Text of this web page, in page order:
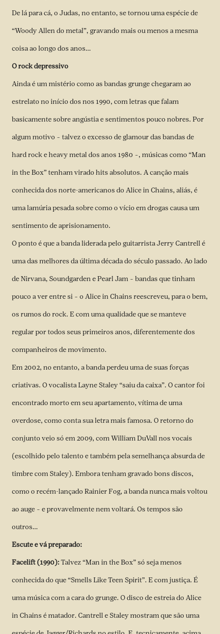
De lá para cá, o Judas, no entanto, se tornou uma espécie de
“Woody Allen do metal”, gravando mais ou menos a mesma
coisa ao longo dos anos…
O rock depressivo
Ainda é um mistério como as bandas grunge chegaram ao
estrelato no início dos nos 1990, com letras que falam
basicamente sobre angústia e sentimentos pouco nobres. Por
algum motivo – talvez o excesso de glamour das bandas de
hard rock e heavy metal dos anos 1980 –, músicas como “Man
in the Box” tenham virado hits absolutos. A canção mais
conhecida dos norte-americanos do Alice in Chains, aliás, é
uma lamúria pesada sobre como o vício em drogas causa um
sentimento de aprisionamento.
O ponto é que a banda liderada pelo guitarrista Jerry Cantrell é
uma das melhores da última década do século passado. Ao lado
de Nirvana, Soundgarden e Pearl Jam – bandas que tinham
pouco a ver entre si – o Alice in Chains reescreveu, para o bem,
os rumos do rock. E com uma qualidade que se manteve
regular por todos seus primeiros anos, diferentemente dos
companheiros de movimento.
Em 2002, no entanto, a banda perdeu uma de suas forças
criativas. O vocalista Layne Staley “saiu da caixa”. O cantor foi
encontrado morto em seu apartamento, vítima de uma
overdose, como conta sua letra mais famosa. O retorno do
conjunto veio só em 2009, com William DuVall nos vocais
(escolhido pelo talento e também pela semelhança absurda de
timbre com Staley). Embora tenham gravado bons discos,
como o recém-lançado Rainier Fog, a banda nunca mais voltou
ao auge – e provavelmente nem voltará. Os tempos são
outros…
Escute e vá preparado:
Facelift (1990):Talvez “Man in the Box” só seja menos
conhecida do que “Smells Like Teen Spirit”. E com justiça. É
uma música com a cara do grunge. O disco de estreia do Alice
in Chains é matador. Cantrell e Staley mostram que são uma